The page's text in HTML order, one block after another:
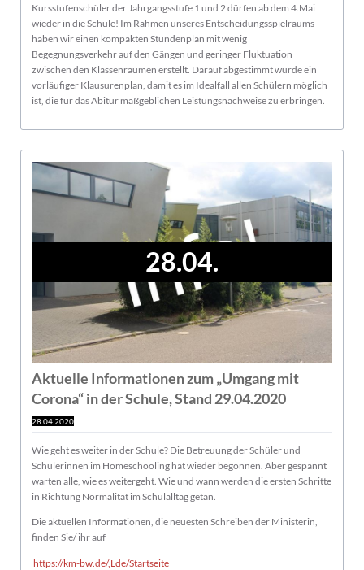
Kursstufenschüler der Jahrgangsstufe 1 und 2 dürfen ab dem 4.Mai
wieder in die Schule! Im Rahmen unseres Entscheidungsspielraums
haben wir einen kompakten Stundenplan mit wenig
Begegnungsverkehr auf den Gängen und geringer Fluktuation
zwischen den Klassenräumen erstellt. Darauf abgestimmt wurde ein
vorläufiger Klausurenplan, damit es im Idealfall allen Schülern möglich
ist, die für das Abitur maßgeblichen Leistungsnachweise zu erbringen.
28.04.
Aktuelle Informationen zum „Umgang mit
Corona“ in der Schule, Stand 29.04.2020
28.04.2020
Wie geht es weiter in der Schule? Die Betreuung der Schüler und
Schülerinnen im Homeschooling hat wieder begonnen. Aber gespannt
warten alle, wie es weitergeht. Wie und wann werden die ersten Schritte
in Richtung Normalität im Schulalltag getan.
Die aktuellen Informationen, die neuesten Schreiben der Ministerin,
finden Sie/ ihr auf
https://km-bw.de/,Lde/Startseite